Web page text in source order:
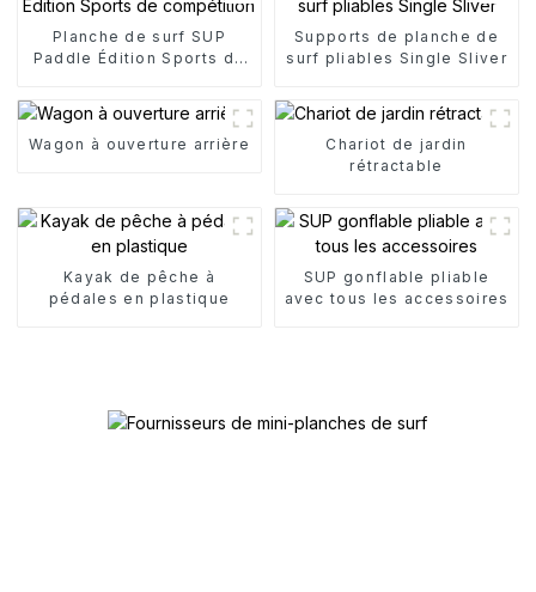
Planche de surf SUP
Paddle Édition Sports de
Supports de planche de
surf pliables Single Sliver
Wagon à ouverture arrière
Chariot de jardin
rétractable
Kayak de pêche à
pédales en plastique
SUP gonflable pliable
avec tous les accessoires